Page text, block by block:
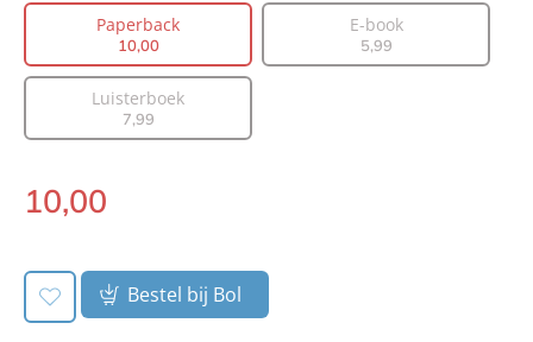
Auteur(s):
Suzanne Vermeer
Aantal pagina's:
128
Paperback
10,00
E-book
5,99
Luisterboek
7,99
Paperback:
10,00
Bestel bij Bol